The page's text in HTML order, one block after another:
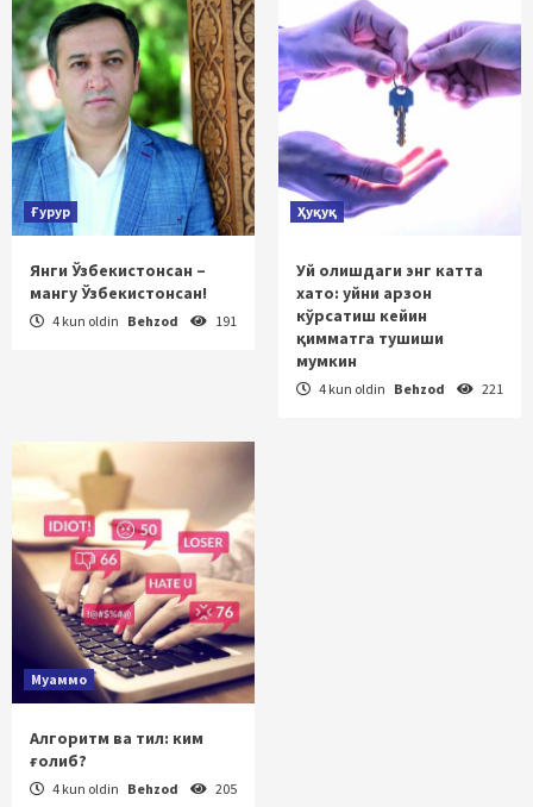
Ғурур
Янги Ўзбекистонсан –
мангу Ўзбекистонсан!
4 kun oldin Behzod 191
Ҳуқуқ
Уй олишдаги энг катта
хато: уйни арзон
кўрсатиш кейин
қимматга тушиши
мумкин
4 kun oldin Behzod 221
Муаммо
Алгоритм ва тил: ким
ғолиб?
4 kun oldin Behzod 205